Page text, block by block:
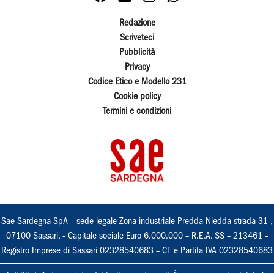
Redazione
Scriveteci
Pubblicità
Privacy
Codice Etico e Modello 231
Cookie policy
Termini e condizioni
Sae Sardegna SpA – sede legale Zona industriale Predda Niedda strada 31 ,
07100 Sassari, - Capitale sociale Euro 6.000.000 – R.E.A. SS – 213461 –
Registro Imprese di Sassari 02328540683 – CF e Partita IVA 02328540683